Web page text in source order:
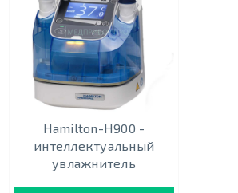
Hamilton-H900 -
интеллектуальный
увлажнитель